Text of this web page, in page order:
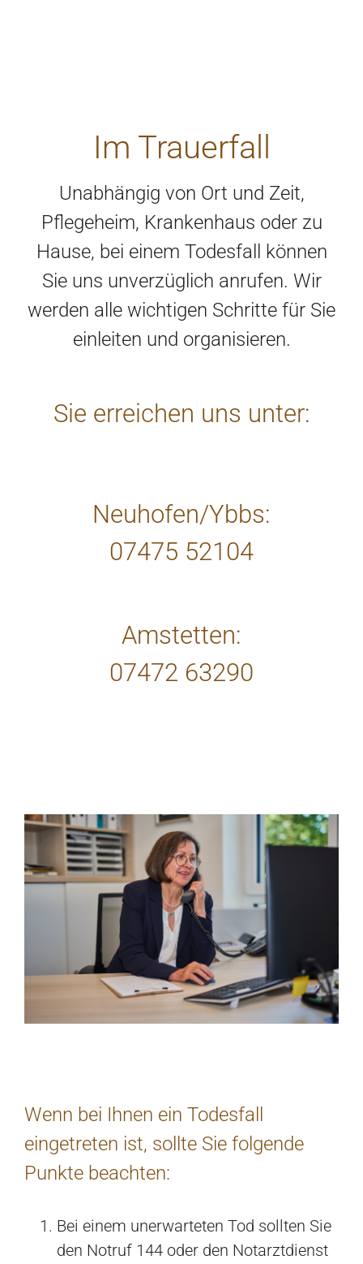
Im Trauerfall
Unabhängig von Ort und Zeit,
Pflegeheim, Krankenhaus oder zu
Hause, bei einem Todesfall können
Sie uns unverzüglich anrufen. Wir
werden alle wichtigen Schritte für Sie
einleiten und organisieren.
Sie erreichen uns unter:
Neuhofen/Ybbs:
07475 52104
Amstetten:
07472 63290
Wenn bei Ihnen ein Todesfall
eingetreten ist, sollte Sie folgende
Punkte beachten:
Bei einem unerwarteten Tod sollten Sie
den Notruf 144 oder den Notarztdienst